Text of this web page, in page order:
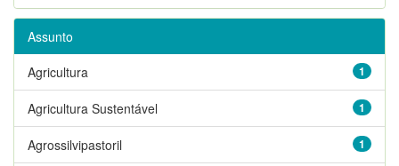
Assunto
1
Agricultura
1
Agricultura Sustentável
1
Agrossilvipastoril